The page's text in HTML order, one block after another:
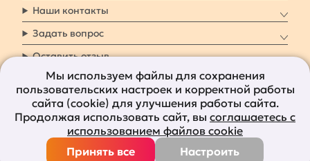
Наши контакты
Задать вопрос
Оставить отзыв
8 800 7009 161 Заказать звонок
Наши социальные
сети
Мы используем файлы для сохранения
пользовательских настроек и корректной работы
сайта (cookie) для улучшения работы сайта.
Продолжая использовать сайт, вы соглашаетесь с
использованием файлов cookie
Принять все
Настроить